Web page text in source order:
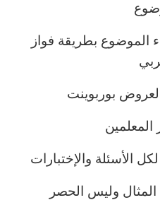
الموضوع بطريقة فواز
بوربوينت
المعلمين
الأسئلة والإختبارات
وليس الحصر